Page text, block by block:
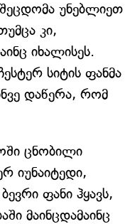
უნებლიეთ
კი,
იხალისეს.
სიტის ფანმა
დაწერა, რომ
ცნობილი
იუნაიტედი,
ფანი ჰყავს,
მაინცდამაინც